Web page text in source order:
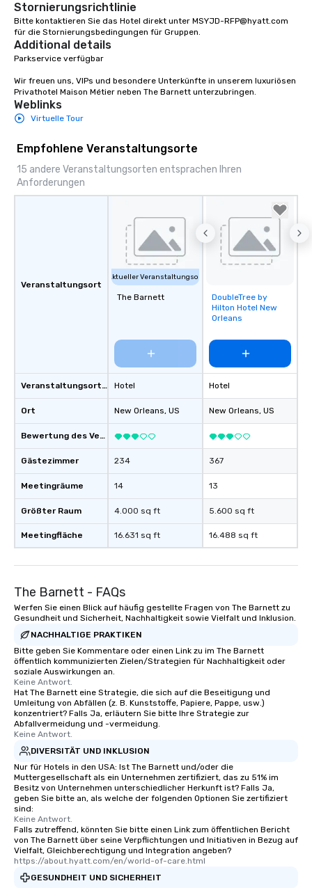
Stornierungsrichtlinie
Bitte kontaktieren Sie das Hotel direkt unter MSYJD-RFP@hyatt.com
für die Stornierungsbedingungen für Gruppen.
Additional details
Parkservice verfügbar
Wir freuen uns, VIPs und besondere Unterkünfte in unserem luxuriösen
Privathotel Maison Métier neben The Barnett unterzubringen.
Weblinks
Virtuelle Tour
Empfohlene Veranstaltungsorte
15 andere Veranstaltungsorten entsprachen Ihren
Anforderungen
Veranstaltungsort
Veranstaltungsortstyp
Ort
Bewertung des Veranstaltungsortes
Gästezimmer
Meetingräume
Größter Raum
Meetingfläche
Aktueller Veranstaltungsort
The Barnett
Hotel
New Orleans, US
234
14
4.000 sq ft
16.631 sq ft
Removed from
favorites
DoubleTree by
Hilton Hotel New
Orleans
Hotel
New Orleans, US
367
13
5.600 sq ft
16.488 sq ft
The Barnett - FAQs
Werfen Sie einen Blick auf häufig gestellte Fragen von The Barnett zu
Gesundheit und Sicherheit, Nachhaltigkeit sowie Vielfalt und Inklusion.
NACHHALTIGE PRAKTIKEN
Bitte geben Sie Kommentare oder einen Link zu im The Barnett
öffentlich kommunizierten Zielen/Strategien für Nachhaltigkeit oder
soziale Auswirkungen an.
Keine Antwort.
Hat The Barnett eine Strategie, die sich auf die Beseitigung und
Umleitung von Abfällen (z. B. Kunststoffe, Papiere, Pappe, usw.)
konzentriert? Falls Ja, erläutern Sie bitte Ihre Strategie zur
Abfallvermeidung und -vermeidung.
Keine Antwort.
DIVERSITÄT UND INKLUSION
Nur für Hotels in den USA: Ist The Barnett und/oder die
Muttergesellschaft als ein Unternehmen zertifiziert, das zu 51% im
Besitz von Unternehmen unterschiedlicher Herkunft ist? Falls Ja,
geben Sie bitte an, als welche der folgenden Optionen Sie zertifiziert
sind:
Keine Antwort.
Falls zutreffend, könnten Sie bitte einen Link zum öffentlichen Bericht
von The Barnett über seine Verpflichtungen und Initiativen in Bezug auf
Vielfalt, Gleichberechtigung und Integration angeben?
https://about.hyatt.com/en/world-of-care.html
GESUNDHEIT UND SICHERHEIT